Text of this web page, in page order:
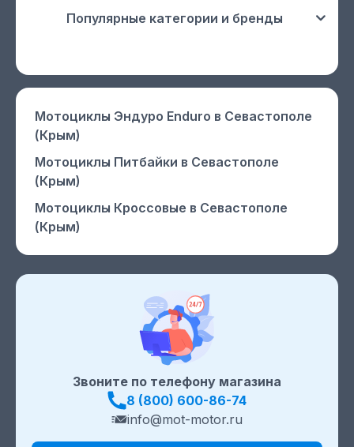
Звоните по телефону магазина
8 (800) 600-86-74
info@mot-motor.ru
Популярные категории и бренды
Мотоциклы Эндуро Enduro в Севастополе
(Крым)
Мотоциклы Питбайки в Севастополе
(Крым)
Мотоциклы Кроссовые в Севастополе
(Крым)